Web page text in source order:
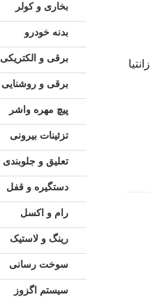
بخاری و کولر
بدنه خودرو
برقی و الکتریکی
برقی و روشنایی
پیچ مهره واشر
تزئینات بیرونی
تعلیق و جلوبندی
دستگیره و قفل
رام و اکسل
رینگ و لاستیک
سوخت رسانی
سیستم اگزوز